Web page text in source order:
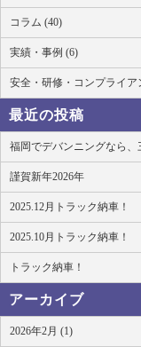
コラム (40)
実績・事例 (6)
安全・研修・コンプライア
最近の投稿
福岡でデバンニングなら、
謹賀新年2026年
2025.12月トラック納車！
2025.10月トラック納車！
トラック納車！
アーカイブ
2026年2月 (1)